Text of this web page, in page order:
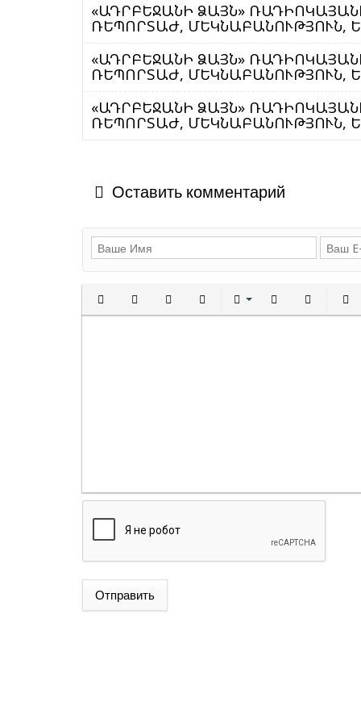
«ԱԴՐԲԵՋԱՆԻ ՁԱՅՆ»
ՌԵՊՈՐՏԱԺ, ՄԵԿՆԱԲԱՆՈՒԹՅՈՒՆ,
«ԱԴՐԲԵՋԱՆԻ ՁԱՅՆ»
ՌԵՊՈՐՏԱԺ, ՄԵԿՆԱԲԱՆՈՒԹՅՈՒՆ,
«ԱԴՐԲԵՋԱՆԻ ՁԱՅՆ»
ՌԵՊՈՐՏԱԺ, ՄԵԿՆԱԲԱՆՈՒԹՅՈՒՆ,
Оставить комментарий
Полужирный
КурсивПодчеркнутый
Зачеркнутый
Отправить